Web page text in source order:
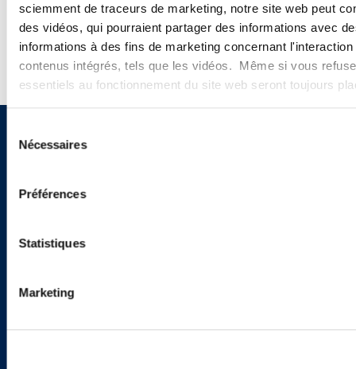
sciemment de traceurs de marketing, notre site web peut
des vidéos, qui pourraient partager des informations avec
informations à des fins de marketing concernant
contenus intégrés, tels que les vidéos. Même si vous
essentiels au fonctionnement du site web seront toujours
Nécessaires
Préférences
Statistiques
Marketing
WEBINAIRES
Vous souhaitez recevoir nos
newsletters, informations et